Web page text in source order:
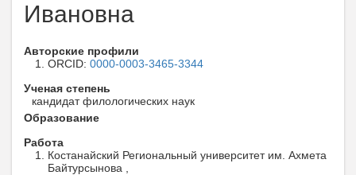
Ивановна
Авторские профили
ORCID: 0000-0003-3465-3344
Ученая степень
кандидат филологических наук
Образование
Работа
Костанайский Региональный университет им. Ахмета
Байтурсынова ,